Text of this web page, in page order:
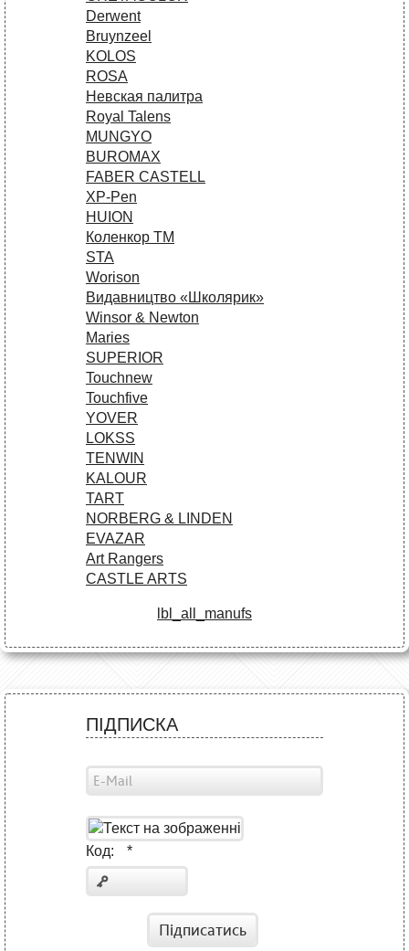
Derwent
Bruynzeel
KOLOS
ROSA
Невская палитра
Royal Talens
MUNGYO
BUROMAX
FABER CASTELL
XP-Pen
HUION
Коленкор ТМ
STA
Worison
Видавництво «Школярик»
Winsor & Newton
Maries
SUPERIOR
Touchnew
Touchfive
YOVER
LOKSS
TENWIN
KALOUR
TART
NORBERG & LINDEN
EVAZAR
Art Rangers
CASTLE ARTS
lbl_all_manufs
ПІДПИСКА
Код: *
Підписатись